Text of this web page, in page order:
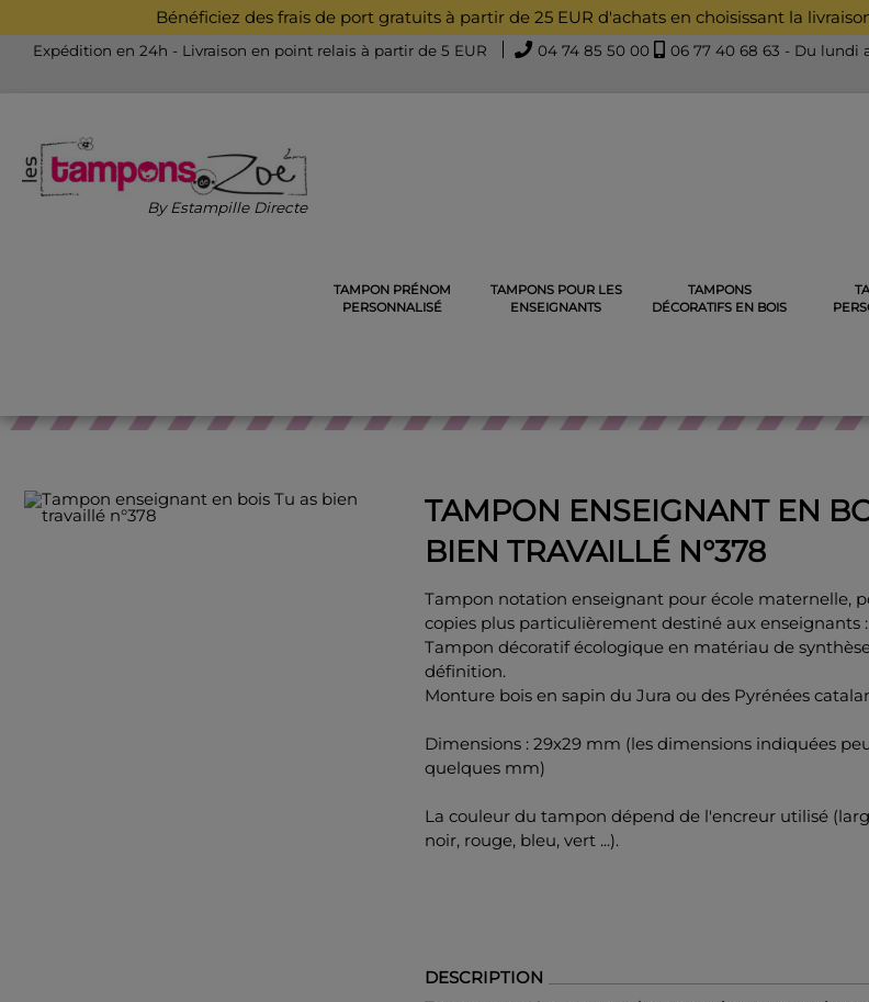
Bénéficiez des frais de port gratuits à partir de 25 EUR d'achats en choisissant la
Expédition en 24h - Livraison en point relais à partir de 5 EUR 04 74 85 50 00 06 77 40 68 63 - Du lundi
By Estampille Directe
TAMPON PRÉNOM
PERSONNALISÉ
TAMPONS POUR LES
ENSEIGNANTS
TAMPONS
DÉCORATIFS EN BOIS
TAMPONS POUR LES ENSEIGNANTS TAMPON ENSEIGNANT NOUVEAUTÉ 2024 TAMPON
TAMPON ENSEIGNANT EN
BIEN TRAVAILLÉ N°378
Tampon notation enseignant pour école maternelle,
copies plus particulièrement destiné aux enseignants
Tampon décoratif écologique en matériau de
définition.
Monture bois en sapin du Jura ou des Pyrénées
Dimensions : 29x29 mm (les dimensions indiquées
quelques mm)
La couleur du tampon dépend de l'encreur utilisé
noir, rouge, bleu, vert ...).
DESCRIPTION